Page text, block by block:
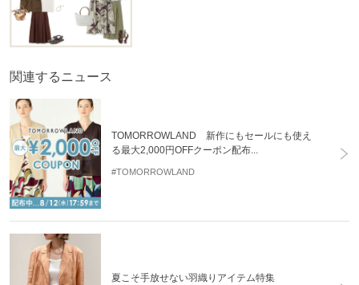
関連するニュース
TOMORROWLAND 新作にもセールにも使え
る最大2,000円OFFクーポン配布...
#TOMORROWLAND
夏こそ手放せない羽織りアイテム特集